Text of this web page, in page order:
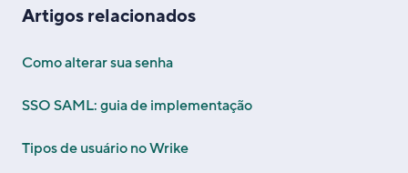
Artigos relacionados
Como alterar sua senha
SSO SAML: guia de implementação
Tipos de usuário no Wrike